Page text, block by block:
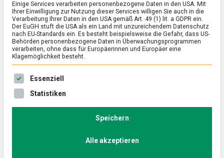
ERNÄHRUNG & GESUNDHEIT /FEATURED
Harte Schale, weicher Kern – die
Muschelsaison läuft
22. Oktober 2021
Kern
Kaum ist der Sommer vorbei, beginnt die
Muschelsaison. Die Zubereitungsarten sind
mannigfaltig, ob mit Pommes, in Kokosmilch oder
klassisch „Muscheln Rheinische Art“ in der Kölner
Einige Services verarbeiten personenbezogene Daten in den USA. Mit
Ihrer Einwilligung zur Nutzung dieser Services willigen Sie auch in die
Verarbeitung Ihrer Daten in den USA gemäß Art. 49 (1) lit. a GDPR ein.
Der EuGH stuft die USA als ein Land mit unzureichendem Datenschutz
nach EU-Standards ein. Es besteht beispielsweise die Gefahr, dass US-
Behörden personenbezogene Daten in Überwachungsprogrammen
verarbeiten, ohne dass für Europäerinnen und Europäer eine
Klagemöglichkeit besteht.
Es folgt eine Liste der Service-Gruppen, für die eine
Essenziell
Statistiken
Speichern
Alle akzeptieren